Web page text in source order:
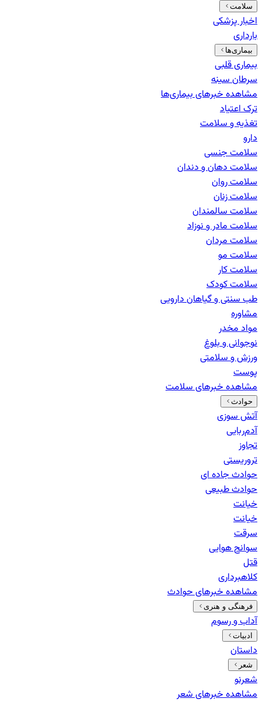
سلامت
اخبار پزشکی
بارداری
بیماری‌ها
بیماری قلبی
سرطان سینه
مشاهده خبرهایبیماری‌ها
ترک اعتیاد
تغذیه و سلامت
دارو
سلامت جنسی
سلامت دهان و دندان
سلامت روان
سلامت زنان
سلامت سالمندان
سلامت مادر و نوزاد
سلامت مردان
سلامت مو
سلامت کار
سلامت کودک
طب سنتی و گیاهان دارویی
مشاوره
مواد مخدر
نوجوانی و بلوغ
ورزش و سلامتی
پوست
مشاهده خبرهایسلامت
حوادث
آتش سوزی
آدم‌ربایی
تجاوز
تروریستی
حوادث جاده ای
حوادث طبیعی
خيانت
خیانت
سرقت
سوانح هوایی
قتل
کلاهبرداری
مشاهده خبرهایحوادث
فرهنگی و هنری
آداب و رسوم
ادبیات
داستان
شعر
شعرنو
مشاهده خبرهایشعر